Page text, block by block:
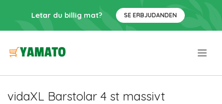
Letar du billig mat? SE ERBJUDANDEN
vidaXL Barstolar 4 st massivt